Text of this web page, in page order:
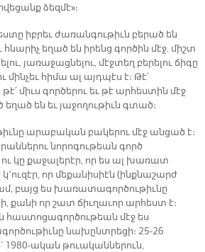
ձեզմէ»։
իբրեւ ժառանգութիւն բերած են
հնարիչ եղած են իրենց գործին մէջ. միշտ
յառաջացնելու, մէջտեղ բերելու ճիգը
մինչեւ հիմա ալ այդպէս է։ Թէ՛
միւս գործերու եւ թէ արհեստին մէջ
են եւ յաջողութիւն գտած։
արաբական բակերու մէջ անցած է։
նորոգութեան գործ
կը քաջալերէր, որ ես ալ խառատ
կ՚ուզէր, որ մեքանիսիէն (ինքնաշարժ
բայց ես խառատագործութիւնը
քանի որ շատ ճիւղաւոր արհեստ է։
մէջ ես
նախընտրեցի։ 25-26
1980-ական թուականներուն,